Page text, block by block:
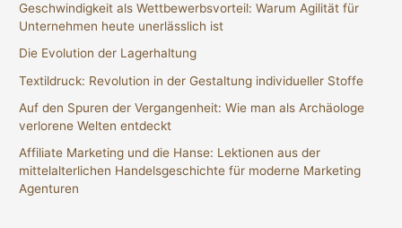
Geschwindigkeit als Wettbewerbsvorteil: Warum Agilität für
Unternehmen heute unerlässlich ist
Die Evolution der Lagerhaltung
Textildruck: Revolution in der Gestaltung individueller Stoffe
Auf den Spuren der Vergangenheit: Wie man als Archäologe
verlorene Welten entdeckt
Affiliate Marketing und die Hanse: Lektionen aus der
mittelalterlichen Handelsgeschichte für moderne Marketing
Agenturen